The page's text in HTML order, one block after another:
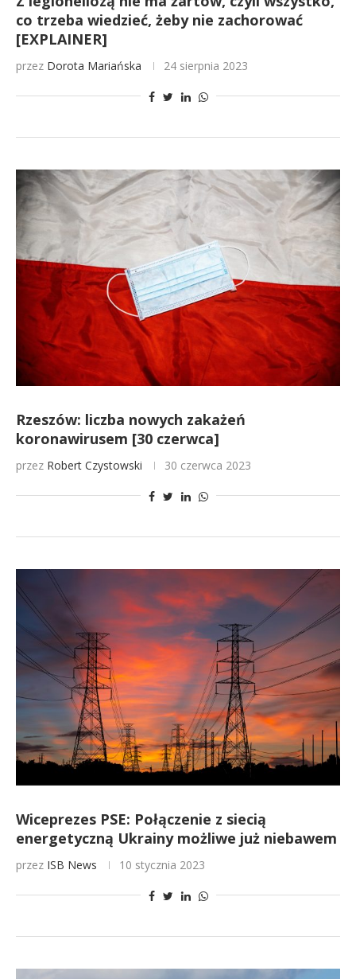
co trzeba wiedzieć, żeby nie zachorować
[EXPLAINER]
przez Dorota Mariańska 24 sierpnia 2023
Rzeszów: liczba nowych zakażeń
koronawirusem [30 czerwca]
przez Robert Czystowski 30 czerwca 2023
Wiceprezes PSE: Połączenie z siecią
energetyczną Ukrainy możliwe już niebawem
przez ISB News 10 stycznia 2023